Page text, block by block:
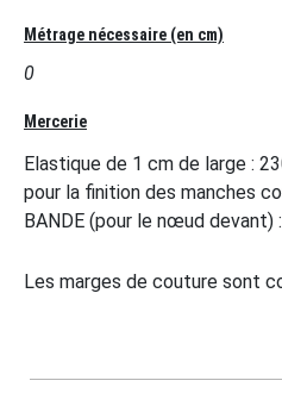
Métrage nécessaire (en cm)
0
Mercerie
Elastique de 1 cm de large :
pour la finition des manches
BANDE (pour le nœud devant)
Les marges de couture sont